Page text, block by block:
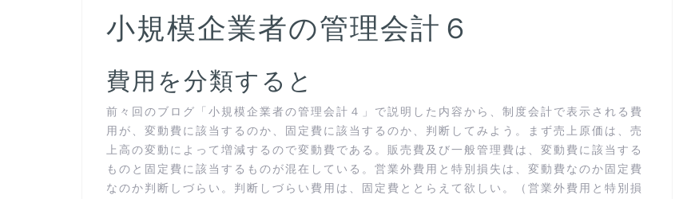
小規模企業者の管理会計６
費用を分類すると
前々回のブログ「小規模企業者の管理会計４」で説明した内容から、制度会計で表示される費
用が、変動費に該当するのか、固定費に該当するのか、判断してみよう。まず売上原価は、売
上高の変動によって増減するので変動費である。販売費及び一般管理費は、変動費に該当する
ものと固定費に該当するものが混在している。営業外費用と特別損失は、変動費なのか固定費
なのか判断しづらい。判断しづらい費用は、固定費ととらえて欲しい。（営業外費用と特別損